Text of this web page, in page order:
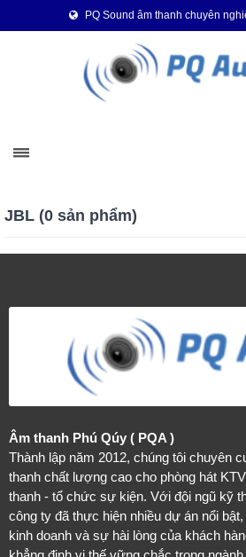
PQ Sound âm thanh chuyên
JBL (0 sản phẩm)
Âm thanh Phú Qúy ( PQA )
Thành lập năm 2012, chúng tôi chuyên
thanh chất lượng cao cho phòng hát
thanh - tổ chức sự kiện. Với đội ngũ kỹ
công ty đã thực hiện nhiều dự án nổi
kinh doanh và sự hài lòng của khách